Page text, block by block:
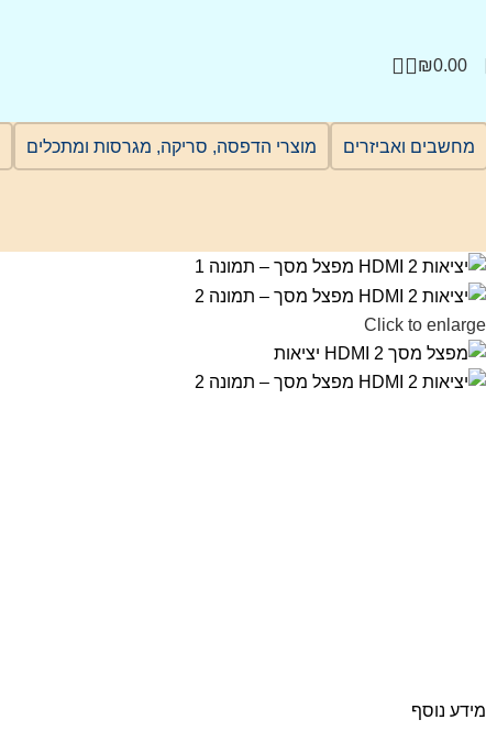
₪0.00
מחשבים ואביזרים מוצרי הדפסה, סריקה, מגרסות ומתכלים
Click to enlarge
מידע נוסף